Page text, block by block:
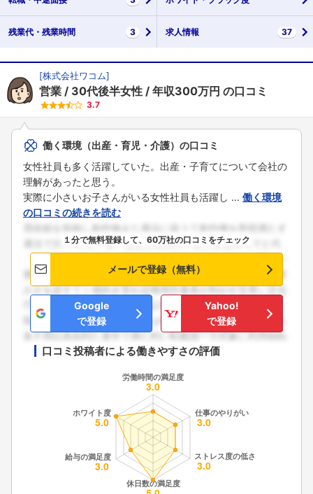
残業代・ 残業時間 3 求人情報 37
[株式会社ワコム]
営業 30代後半女性 年収300万円 の口コミ
3.7
働く環境（出産・育児・介護）の口コミ
女性社員も多く活躍していた。出産・子育てについて会社の
理解があったと思う。
実際に小さいお子さんがいる女性社員も活躍し ... 働く環境
の口コミの続きを読む
１分で無料登録して、60万社の口コミをチェック
メールで登録（無料）
Google
で登録
Yahoo!
で登録
口コミ投稿者による働きやすさの評価